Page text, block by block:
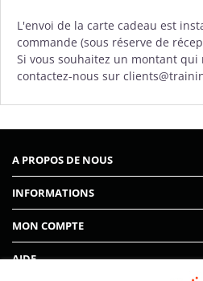
L'envoi de la carte cadeau est
commande (sous réserve de
Si vous souhaitez un montant qui
contactez-nous sur
A PROPOS DE NOUS
INFORMATIONS
MON COMPTE
AIDE